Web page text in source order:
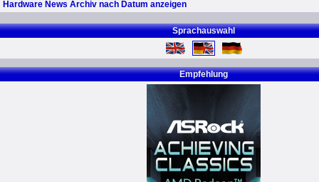
Hardware News Archiv nach Datum anzeigen
Sprachauswahl
Empfehlung